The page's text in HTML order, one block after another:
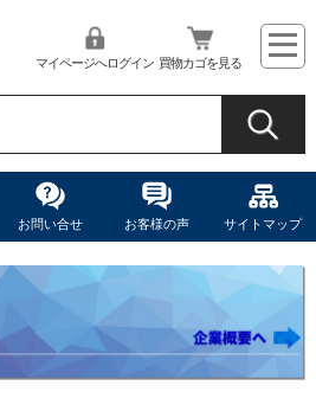
マイページへログイン 買物カゴを見る
お問い合せ お客様の声 サイトマップ